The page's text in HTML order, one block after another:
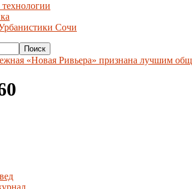
Сочи
«Новая Ривьера» признана лучшим